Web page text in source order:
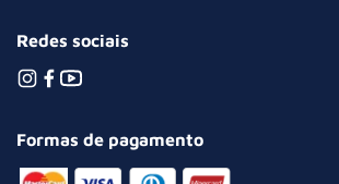
Redes sociais
Formas de pagamento